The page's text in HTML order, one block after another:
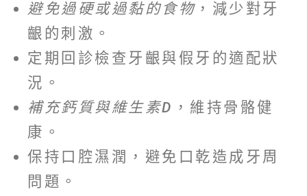
避免過硬或過黏的食物 ，減少對牙
齦的刺激。
定期回診檢查牙齦與假牙的適配狀
況。
補充鈣質與維生素D ，維持骨骼健
康。
保持口腔濕潤，避免口乾造成牙周
問題。